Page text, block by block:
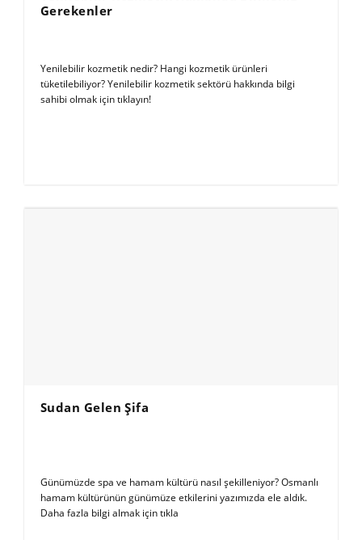
Gerekenler
Yenilebilir kozmetik nedir? Hangi kozmetik ürünleri
tüketilebiliyor? Yenilebilir kozmetik sektörü hakkında bilgi
sahibi olmak için tıklayın!
Sudan Gelen Şifa
Günümüzde spa ve hamam kültürü nasıl şekilleniyor? Osmanlı
hamam kültürünün günümüze etkilerini yazımızda ele aldık.
Daha fazla bilgi almak için tıkla